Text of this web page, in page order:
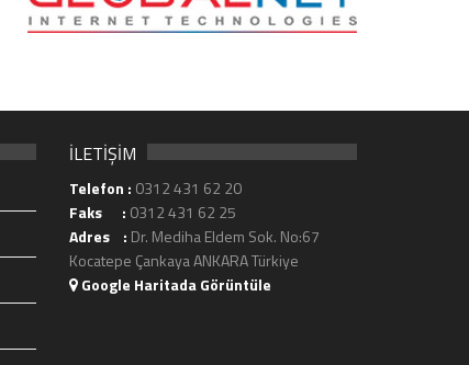
İLETİŞİM
Telefon : 0312 431 62 20
Faks : 0312 431 62 25
Adres : Dr. Mediha Eldem Sok. No:67
Kocatepe Çankaya ANKARA Türkiye
Google Haritada Görüntüle